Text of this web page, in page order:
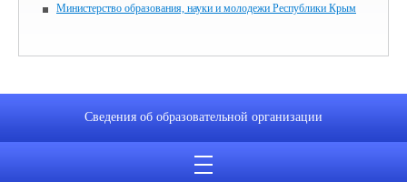
Министерство образования, науки и молодежи Республики Крым
Сведения об образовательной организации